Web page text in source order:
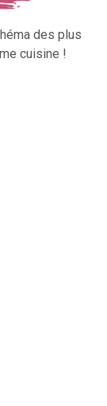
des plus
cuisine !